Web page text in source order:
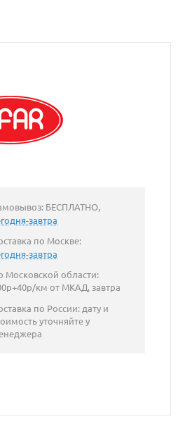
БЕСПЛАТНО,
завтра
по Москве:
завтра
Московской области:
км от МКАД, завтра
по России: дату и
уточняйте у